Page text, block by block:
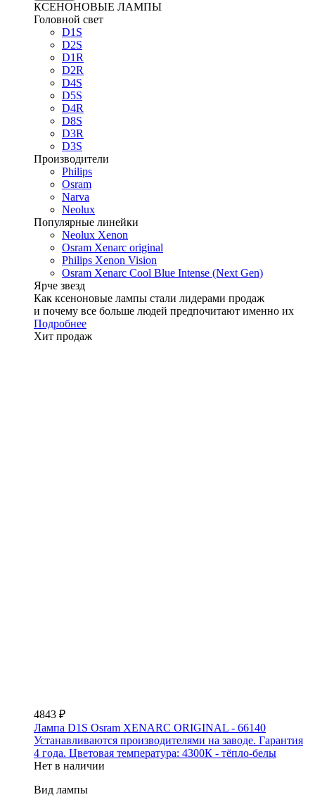
КСЕНОНОВЫЕ ЛАМПЫ
Головной свет
D1S
D2S
D1R
D2R
D4S
D5S
D4R
D8S
D3R
D3S
Производители
Philips
Osram
Narva
Neolux
Популярные линейки
Neolux Xenon
Osram Xenarc original
Philips Xenon Vision
Osram Xenarc Cool Blue Intense (Next Gen)
Ярче звезд
Как ксеноновые лампы стали лидерами продаж
и почему все больше людей предпочитают именно их
Подробнее
Хит продаж
4843 ₽
Лампа D1S Osram XENARC ORIGINAL - 66140
Устанавливаются производителями на заводе. Гарантия
4 года. Цветовая температура: 4300К - тёпло-белы
Нет в наличии
Вид лампы